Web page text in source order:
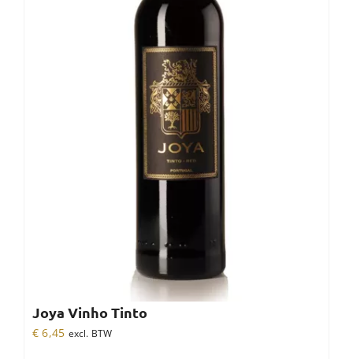
Joya Vinho Tinto
€ 6,45 excl. BTW